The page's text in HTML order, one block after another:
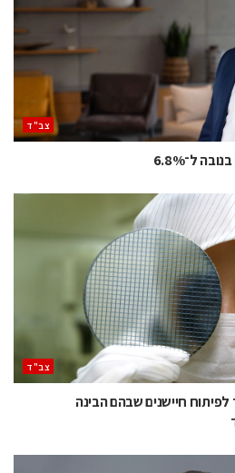
‫צב"ד‬
ל־6.8%
‫צב"ד‬
מיליון דולר לפיתוח חיישנים שבהם הבינה